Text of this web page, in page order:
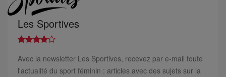
Les Sportives
Avec la newsletter Les Sportives, recevez par e-mail toute
l'actualité du sport féminin : articles avec des sujets sur la